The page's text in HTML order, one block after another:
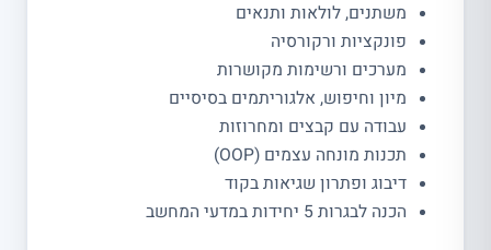
משתנים, לולאות ותנאים
פונקציות ורקורסיה
מערכים ורשימות מקושרות
מיון וחיפוש, אלגוריתמים בסיסיים
עבודה עם קבצים ומחרוזות
תכנות מונחה עצמים (OOP)
דיבוג ופתרון שגיאות בקוד
הכנה לבגרות 5 יחידות במדעי המחשב